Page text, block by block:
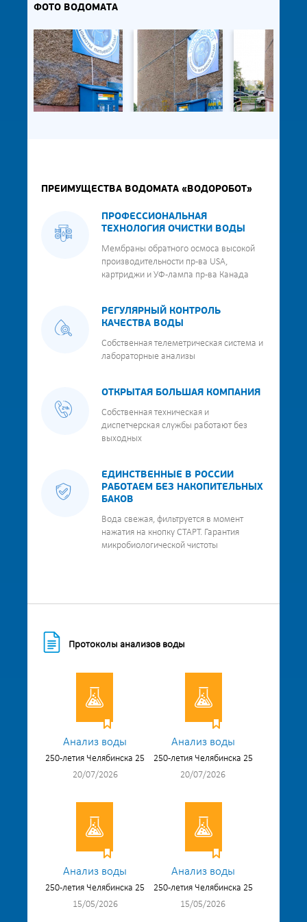
ФОТО ВОДОМАТА
ПРЕИМУЩЕСТВА ВОДОМАТА «ВОДОРОБОТ»
ПРОФЕССИОНАЛЬНАЯ
ТЕХНОЛОГИЯ ОЧИСТКИ ВОДЫ
Мембраны обратного осмоса высокой
производительности пр-ва USA,
картриджи и УФ-лампа пр-ва Канада
РЕГУЛЯРНЫЙ КОНТРОЛЬ
КАЧЕСТВА ВОДЫ
Собственная телеметрическая система и
лабораторные анализы
ОТКРЫТАЯ БОЛЬШАЯ КОМПАНИЯ
Собственная техническая и
диспетчерская службы работают без
выходных
ЕДИНСТВЕННЫЕ В РОССИИ
РАБОТАЕМ БЕЗ НАКОПИТЕЛЬНЫХ
БАКОВ
Вода свежая, фильтруется в момент
нажатия на кнопку СТАРТ. Гарантия
микробиологической чистоты
Протоколы анализов воды
Анализ воды
250-летия Челябинска 25
20/07/2026
Анализ воды
250-летия Челябинска 25
20/07/2026
Анализ воды
250-летия Челябинска 25
15/05/2026
Анализ воды
250-летия Челябинска 25
15/05/2026